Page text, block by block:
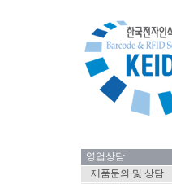
영업상담
제품문의 및 상담